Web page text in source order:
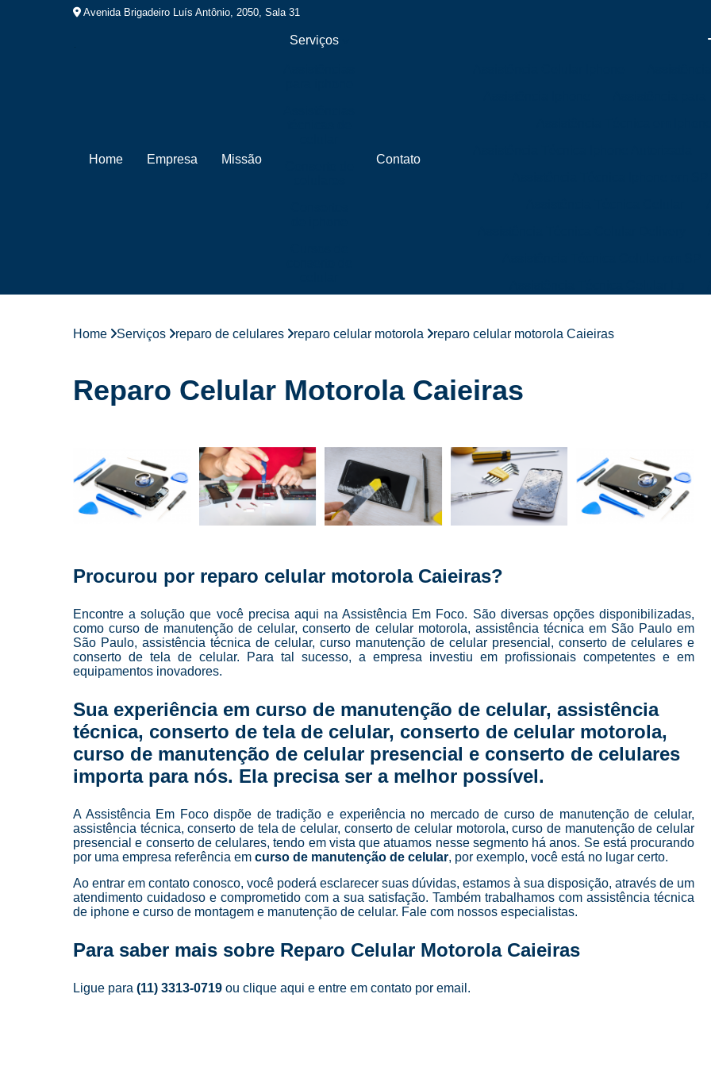
Avenida Brigadeiro Luís Antônio, 2050, Sala 31
Home Empresa Missão
Serviços
de celular
celulares
de celular
Cursos para
manutenção
de celulares
Loja de
Manutenção
Reparo de
celulares
Troca de
Contato
Assistência Técnica de Celular Próximo a
Conserto de Celular Perto de Mim
Conserto de Tela de Celular
Conserto de Tela de Iphone
Conserto Iphone em São Paulo
Conserto
Conserto Tela Iphone X
Conserto
Curso Completo Manutenção
Curso Conserto e Manutenção de
Curso de Conserto de Celular em São
Curso de Manutenção e Conserto de Celular
Curso para Conserto de Celular
Curso Completo Manutenção e Conserto de
Curso de Manutenção de Celular Online
Curso de Manutenção em Celular
Curso Manutenção em Celular
Curso Técnico de Manutenção de Celular
Curso Completo
Curso Completo de Manutenção e Conserto
Home Serviços reparo de celulares reparo celular motorola reparo celular motorola Caieiras
Reparo Celular Motorola Caieiras
Procurou por reparo celular motorola Caieiras?
Encontre a solução que você precisa aqui na Assistência Em Foco. São diversas opções disponibilizadas,
como curso de manutenção de celular, conserto de celular motorola, assistência técnica em São Paulo em
São Paulo, assistência técnica de celular, curso manutenção de celular presencial, conserto de celulares e
conserto de tela de celular. Para tal sucesso, a empresa investiu em profissionais competentes e em
equipamentos inovadores.
Sua experiência em curso de manutenção de celular, assistência
técnica, conserto de tela de celular, conserto de celular motorola,
curso de manutenção de celular presencial e conserto de celulares
importa para nós. Ela precisa ser a melhor possível.
A Assistência Em Foco dispõe de tradição e experiência no mercado de curso de manutenção de celular,
assistência técnica, conserto de tela de celular, conserto de celular motorola, curso de manutenção de celular
presencial e conserto de celulares, tendo em vista que atuamos nesse segmento há anos. Se está procurando
por uma empresa referência em curso de manutenção de celular, por exemplo, você está no lugar certo.
Ao entrar em contato conosco, você poderá esclarecer suas dúvidas, estamos à sua disposição, através de um
atendimento cuidadoso e comprometido com a sua satisfação. Também trabalhamos com assistência técnica
de iphone e curso de montagem e manutenção de celular. Fale com nossos especialistas.
Para saber mais sobre Reparo Celular Motorola Caieiras
Ligue para (11) 3313-0719 ou clique aqui e entre em contato por email.